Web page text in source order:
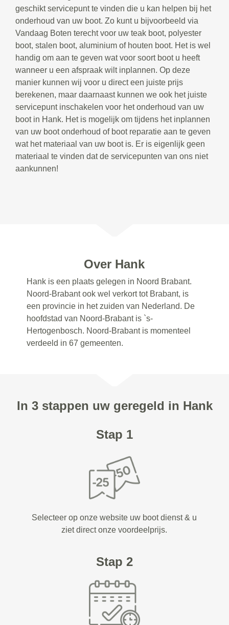
geschikt servicepunt te vinden die u kan helpen bij het
onderhoud van uw boot. Zo kunt u bijvoorbeeld via
Vandaag Boten terecht voor uw teak boot, polyester
boot, stalen boot, aluminium of houten boot. Het is wel
handig om aan te geven wat voor soort boot u heeft
wanneer u een afspraak wilt inplannen. Op deze
manier kunnen wij voor u direct een juiste prijs
berekenen, maar daarnaast kunnen we ook het juiste
servicepunt inschakelen voor het onderhoud van uw
boot in Hank. Het is mogelijk om tijdens het inplannen
van uw boot onderhoud of boot reparatie aan te geven
wat het materiaal van uw boot is. Er is eigenlijk geen
materiaal te vinden dat de servicepunten van ons niet
aankunnen!
Over Hank
Hank is een plaats gelegen in Noord Brabant.
Noord-Brabant ook wel verkort tot Brabant, is
een provincie in het zuiden van Nederland. De
hoofdstad van Noord-Brabant is `s-
Hertogenbosch. Noord-Brabant is momenteel
verdeeld in 67 gemeenten.
In 3 stappen uw geregeld in Hank
Stap 1
Selecteer op onze website uw boot dienst & u
ziet direct onze voordeelprijs.
Stap 2